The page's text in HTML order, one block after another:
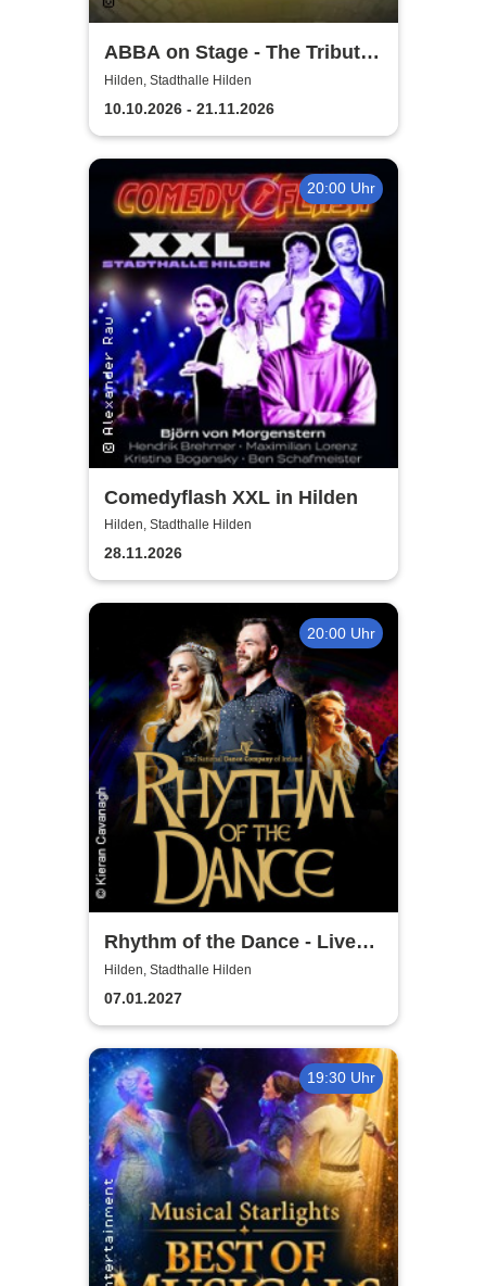
ABBA on Stage - The Tribute
Show
Hilden, Stadthalle Hilden
10.10.2026 - 21.11.2026
20:00 Uhr
Comedyflash XXL in Hilden
Hilden, Stadthalle Hilden
28.11.2026
20:00 Uhr
Rhythm of the Dance - Live
2027
Hilden, Stadthalle Hilden
07.01.2027
19:30 Uhr